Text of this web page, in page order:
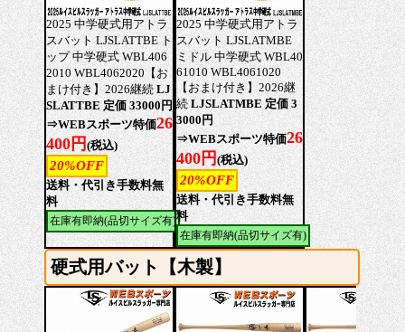
2025 中学硬式用アトラ
スバット LJSLATTBE ト
ップ 中学硬式 WBL406
2010 WBL4062020【お
まけ付き】2026継続 LJ
SLATTBE 定価 33000円
⇒WEBスポーツ特価26
400円 (税込)
20%OFF
送料・代引き手数料無
料
在庫有即納(品切サイズ有)
2025 中学硬式用アトラ
スバット LJSLATMBE
ミドル 中学硬式 WBL40
61010 WBL4061020
【おまけ付き】2026継
続LJSLATMBE 定価 3
3000円
⇒WEBスポーツ特価26
400円 (税込)
20%OFF
送料・代引き手数料無
料
在庫有即納(品切サイズ有)
硬式用バット【木製】